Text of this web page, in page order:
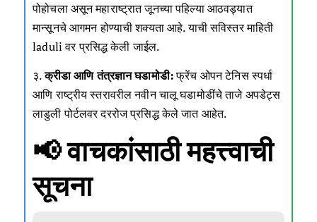
पोहोचला असून महाराष्ट्रात जूनच्या पहिल्या आठवड्यात
मान्सूनचे आगमन होण्याची शक्यता आहे. याची सविस्तर माहिती
laduliवर प्रसिद्ध केली जाईल.
३.क्रीडा आणि तंत्रज्ञान घडामोडी:फ्रेंच ओपन टेनिस स्पर्धा
आणि राष्ट्रीय स्तरावरील नवीन चालू घडामोडींचे ताजे अपडेट्स
लाडुली पोर्टलवर दररोज प्रसिद्ध केले जात आहेत.
📢 वाचकांसाठी महत्त्वाची
सूचना